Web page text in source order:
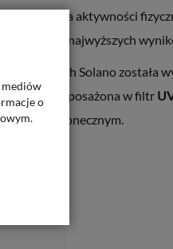
się na aktywności
jak najwyższych
Solano została
i wyposażona w filtr
przeciwsłonecznym.
o